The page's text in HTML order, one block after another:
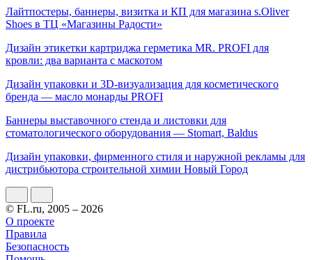
Лайтпостеры, баннеры, визитка и КП для магазина s.Oliver
Shoes в ТЦ «Магазины Радости»
Дизайн этикетки картриджа герметика MR. PROFI для
кровли: два варианта с маскотом
Дизайн упаковки и 3D-визуализация для косметического
бренда — масло монарды PROFI
Баннеры выставочного стенда и листовки для
стоматологического оборудования — Stomart, Baldus
Дизайн упаковки, фирменного стиля и наружной рекламы для
дистрибьютора строительной химии Новый Город
© FL.ru, 2005 – 2026
О проекте
Правила
Безопасность